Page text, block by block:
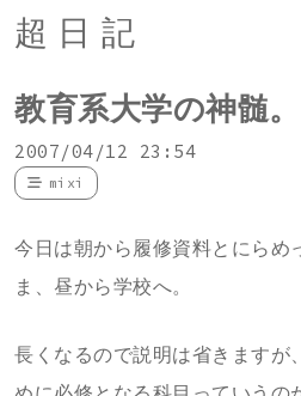
超日記
教育系大学の神髄。
2007/04/12 23:54
mixi
今日は朝から履修資料とにらめ
ま、昼から学校へ。
長くなるので説明は省きますが